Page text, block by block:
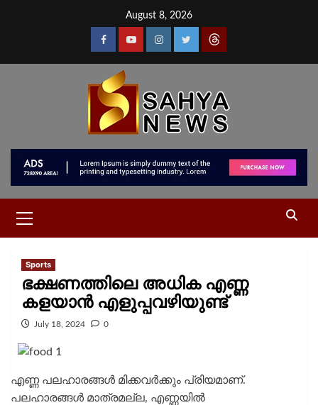
August 8, 2026
Sports
ഭക്ഷണത്തിലെ അധിക എണ്ണ
കളയാൻ എളുപ്പവഴിയുണ്ട്
July 18, 2024 0
എണ്ണ പലഹാരങ്ങൾ മിക്കവർക്കും പ്രിയമാണ്.
പലഹാരങ്ങൾ മാത്രമല്ല, എണ്ണയിൽ